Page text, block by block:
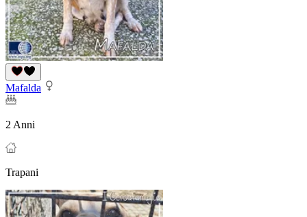
Mafalda
2 Anni
Trapani